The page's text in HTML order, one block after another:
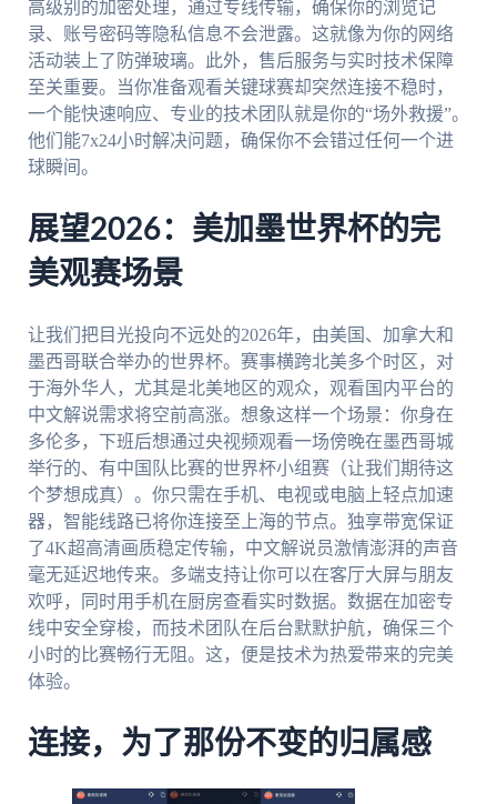
高级别的加密处理，通过专线传输，确保你的浏览记
录、账号密码等隐私信息不会泄露。这就像为你的网络
活动装上了防弹玻璃。此外，售后服务与实时技术保障
至关重要。当你准备观看关键球赛却突然连接不稳时，
一个能快速响应、专业的技术团队就是你的“场外救援”。
他们能7x24小时解决问题，确保你不会错过任何一个进
球瞬间。
展望2026：美加墨世界杯的完
美观赛场景
让我们把目光投向不远处的2026年，由美国、加拿大和
墨西哥联合举办的世界杯。赛事横跨北美多个时区，对
于海外华人，尤其是北美地区的观众，观看国内平台的
中文解说需求将空前高涨。想象这样一个场景：你身在
多伦多，下班后想通过央视频观看一场傍晚在墨西哥城
举行的、有中国队比赛的世界杯小组赛（让我们期待这
个梦想成真）。你只需在手机、电视或电脑上轻点加速
器，智能线路已将你连接至上海的节点。独享带宽保证
了4K超高清画质稳定传输，中文解说员激情澎湃的声音
毫无延迟地传来。多端支持让你可以在客厅大屏与朋友
欢呼，同时用手机在厨房查看实时数据。数据在加密专
线中安全穿梭，而技术团队在后台默默护航，确保三个
小时的比赛畅行无阻。这，便是技术为热爱带来的完美
体验。
连接，为了那份不变的归属感